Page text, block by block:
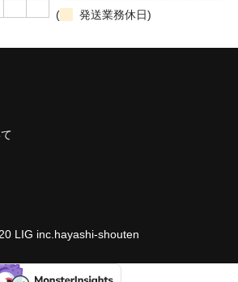
造（福岡県久留米市）
蒸留所（鹿児島県霧島市）
島県阿久根市）
本市）
(
発送業務休日)
LIG inc.hayashi-shouten